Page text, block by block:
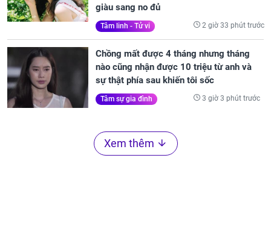
giàu sang no đủ
Tâm linh - Tử vi 2 giờ 33 phút trước
Chồng mất được 4 tháng nhưng tháng
nào cũng nhận được 10 triệu từ anh và
sự thật phía sau khiến tôi sốc
Tâm sự gia đình 3 giờ 3 phút trước
Xem thêm